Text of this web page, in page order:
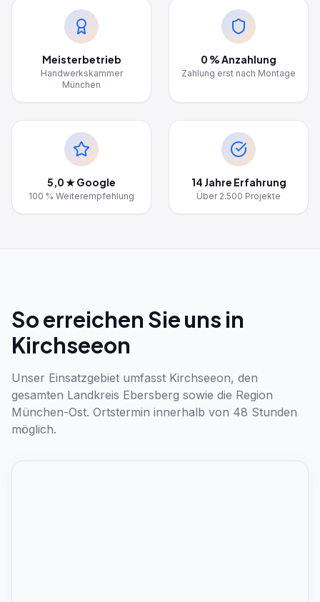
Meisterbetrieb
Handwerkskammer
München
0 % Anzahlung
Zahlung erst nach Montage
5,0 ★ Google
100 % Weiterempfehlung
14 Jahre Erfahrung
Über 2.500 Projekte
So erreichen Sie uns in
Kirchseeon
Unser Einsatzgebiet umfasst Kirchseeon, den
gesamten Landkreis Ebersberg sowie die Region
München-Ost. Ortstermin innerhalb von 48 Stunden
möglich.